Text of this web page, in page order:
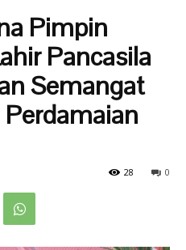
Pimpin
Pancasila
Semangat
0
28